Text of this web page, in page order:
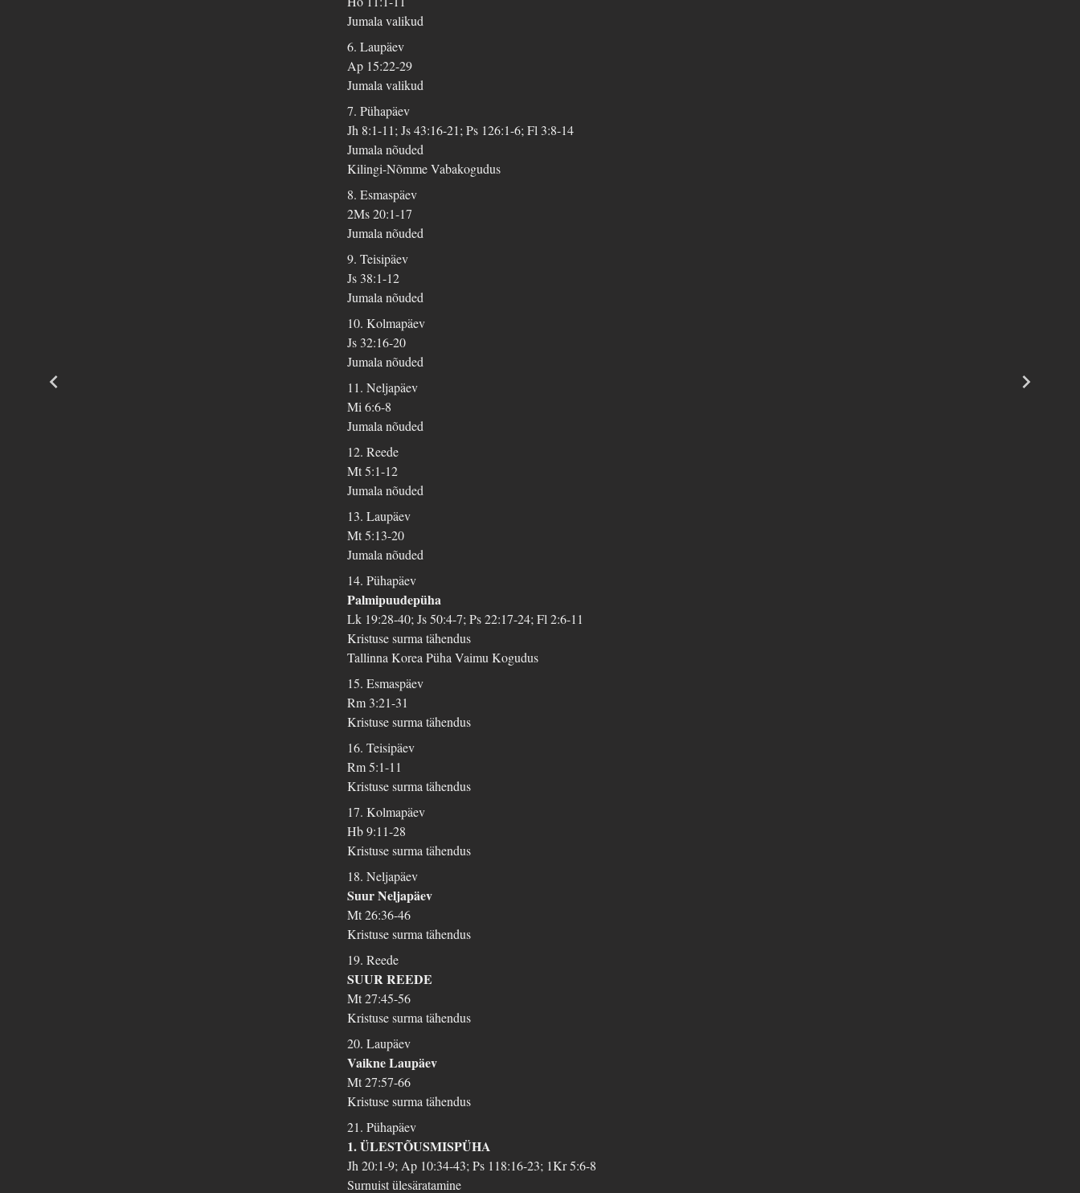
Jumala valikud
6. Laupäev
Ap 15:22-29
Jumala valikud
7. Pühapäev
Jh 8:1-11; Js 43:16-21; Ps 126:1-6; Fl 3:8-14
Jumala nõuded
Kilingi-Nõmme Vabakogudus
8. Esmaspäev
2Ms 20:1-17
Jumala nõuded
9. Teisipäev
Js 38:1-12
Jumala nõuded
10. Kolmapäev
Js 32:16-20
Jumala nõuded
11. Neljapäev
Mi 6:6-8
Jumala nõuded
12. Reede
Mt 5:1-12
Jumala nõuded
13. Laupäev
Mt 5:13-20
Jumala nõuded
14. Pühapäev
Palmipuudepüha
Lk 19:28-40; Js 50:4-7; Ps 22:17-24; Fl 2:6-11
Kristuse surma tähendus
Tallinna Korea Püha Vaimu Kogudus
15. Esmaspäev
Rm 3:21-31
Kristuse surma tähendus
16. Teisipäev
Rm 5:1-11
Kristuse surma tähendus
17. Kolmapäev
Hb 9:11-28
Kristuse surma tähendus
18. Neljapäev
Suur Neljapäev
Mt 26:36-46
Kristuse surma tähendus
19. Reede
SUUR REEDE
Mt 27:45-56
Kristuse surma tähendus
20. Laupäev
Vaikne Laupäev
Mt 27:57-66
Kristuse surma tähendus
21. Pühapäev
1. ÜLESTÕUSMISPÜHA
Jh 20:1-9; Ap 10:34-43; Ps 118:16-23; 1Kr 5:6-8
Surnuist ülesäratamine